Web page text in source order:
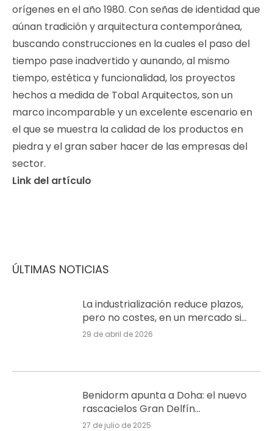
ÚLTIMAS NOTICIAS
La industrialización reduce plazos,
pero no costes, en un mercado sin
señales de burbuja en Alicante
29 de abril de 2026
Benidorm apunta a Doha: el nuevo
rascacielos Gran Delfín
transformará el skyline
27 de julio de 2025
orígenes en el año 1980. Con señas de identidad que
aúnan tradición y arquitectura contemporánea,
buscando construcciones en la cuales el paso del
tiempo pase inadvertido y aunando, al mismo
tiempo, estética y funcionalidad, los proyectos
hechos a medida de Tobal Arquitectos, son un
marco incomparable y un excelente escenario en
el que se muestra la calidad de los productos en
piedra y el gran saber hacer de las empresas del
sector.
Link del artículo